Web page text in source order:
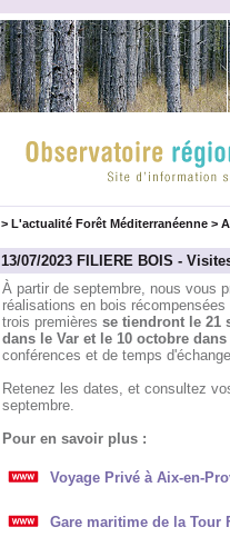
> L'actualité Forêt Méditerranéenne>
13/07/2023 FILIERE BOIS -
À partir de septembre, nous vous
réalisations en bois
trois premières se tiendront le 21
dans le Var et le 10 octobre
conférences et de temps
Retenez les dates, et consultez
septembre.
Pour en savoir plus :
Voyage Privé à Aix-en-
Gare maritime de la Tour